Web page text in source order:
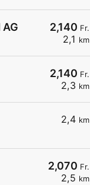
2,140 Fr.
2,1 km
2,140 Fr.
2,3 km
2,4 km
2,070 Fr.
2,5 km